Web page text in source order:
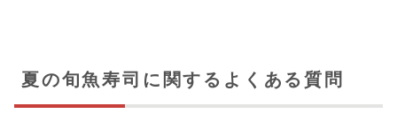
夏の旬魚寿司に関するよくある質問